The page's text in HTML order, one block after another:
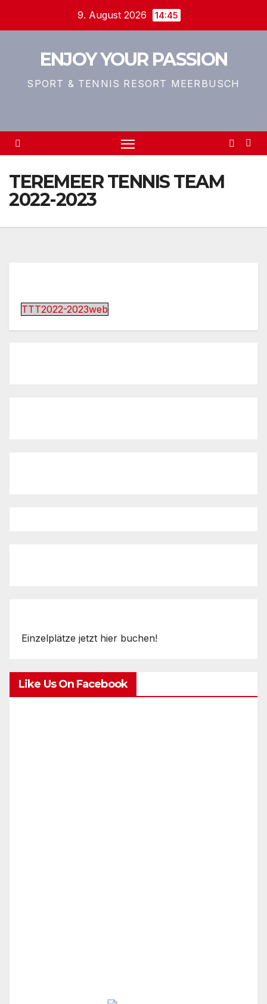
9. August 2026 14:45
ENJOY YOUR PASSION
SPORT & TENNIS RESORT MEERBUSCH
TEREMEER TENNIS TEAM
2022-2023
TTT2022-2023web
Einzelplätze jetzt hier buchen!
Like Us On Facebook